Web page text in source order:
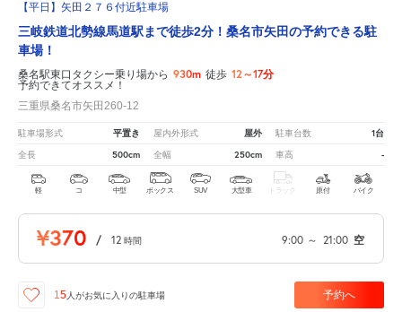
【平日】矢田２７６付近駐車場
三岐鉄道北勢線馬道駅まで徒歩2分！桑名市矢田の予約できる駐
車場！
桑名駅東口タクシー乗り場から 930m 徒歩 12～17分
予約できてオススメ！
三重県桑名市矢田260-12
駐車場形式 平置き 屋内外形式 屋外 駐車台数 1台
全長 500cm 全幅 250cm 車高 -
軽 コ 中型 ボックス SUV 大型車 トラック 原付 バイク
¥370 / 12 時間 9:00 ～ 21:00 空
15人がお気に入りの駐車場 予約へ